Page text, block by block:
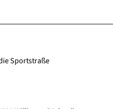
Sportstraße